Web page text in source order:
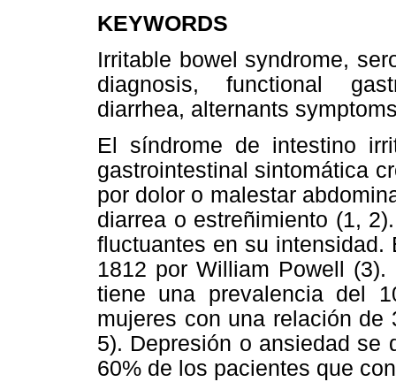
KEYWORDS
Irritable bowel syndrome,
diagnosis, functional
diarrhea, alternants
El síndrome de intestino
gastrointestinal sintomática
por dolor o malestar
diarrea o estreñimiento (1,
fluctuantes en su
1812 por William Powell
tiene una prevalencia del
mujeres con una relación
5). Depresión o ansiedad se
60% de los pacientes que